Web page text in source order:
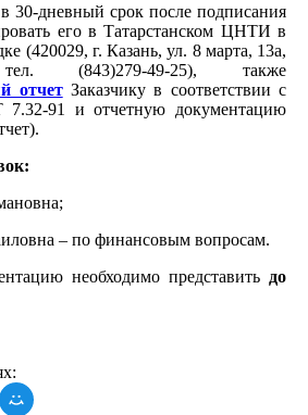
30-дневный срок после подписания
его в Татарстанском ЦНТИ в
(420029, г. Казань, ул. 8 марта, 13а,
(843)279-49-25), также
отчетЗаказчику в соответствии с
7.32-91 и отчетную документацию
– по финансовым вопросам.
необходимо представить до